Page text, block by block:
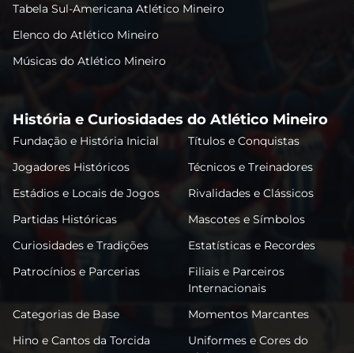
Tabela Sul-Americana Atlético Mineiro
Elenco do Atlético Mineiro
Músicas do Atlético Mineiro
História e Curiosidades do Atlético Mineiro
Fundação e História Inicial
Títulos e Conquistas
Jogadores Históricos
Técnicos e Treinadores
Estádios e Locais de Jogos
Rivalidades e Clássicos
Partidas Históricas
Mascotes e Símbolos
Curiosidades e Tradições
Estatísticas e Recordes
Patrocínios e Parcerias
Filiais e Parceiros
Internacionais
Categorias de Base
Momentos Marcantes
Hino e Cantos da Torcida
Uniformes e Cores do